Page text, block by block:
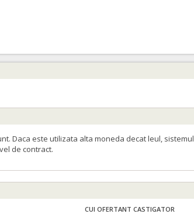
Daca este utilizata alta moneda decat leul,
de contract.
CUI OFERTANT CASTIGATOR